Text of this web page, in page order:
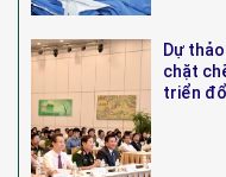
Dự
chặt
triển